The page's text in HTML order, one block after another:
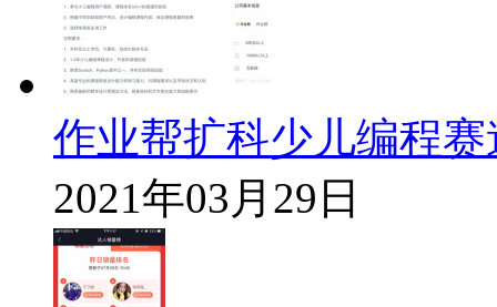
作业帮扩科少儿编程
2021年03月29日